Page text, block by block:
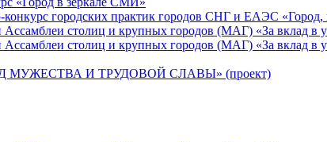
городских практик городов СНГ и ЕАЭС «Город,
столиц и крупных городов (МАГ) «За вклад в
столиц и крупных городов (МАГ) «За вклад в
МУЖЕСТВА И ТРУДОВОЙ СЛАВЫ» (проект)